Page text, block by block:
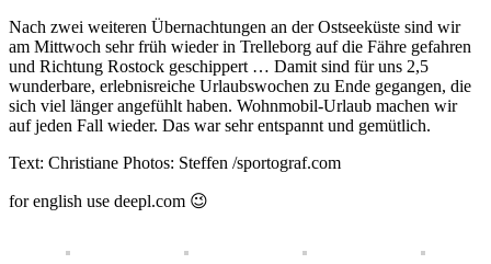
Nach zwei weiteren Übernachtungen an der Ostseeküste sind wir
am Mittwoch sehr früh wieder in Trelleborg auf die Fähre gefahren
und Richtung Rostock geschippert … Damit sind für uns 2,5
wunderbare, erlebnisreiche Urlaubswochen zu Ende gegangen, die
sich viel länger angefühlt haben. Wohnmobil-Urlaub machen wir
auf jeden Fall wieder. Das war sehr entspannt und gemütlich.
Text: Christiane Photos: Steffen /sportograf.com
for english use deepl.com 😉